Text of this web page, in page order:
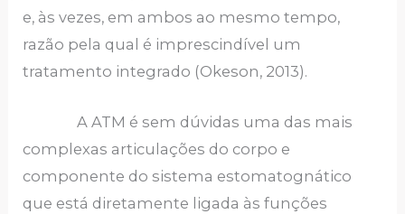
e, às vezes, em ambos ao mesmo tempo,
razão pela qual é imprescindível um
tratamento integrado (Okeson, 2013).
A ATM é sem dúvidas uma das mais
complexas articulações do corpo e
componente do sistema estomatognático
que está diretamente ligada às funções